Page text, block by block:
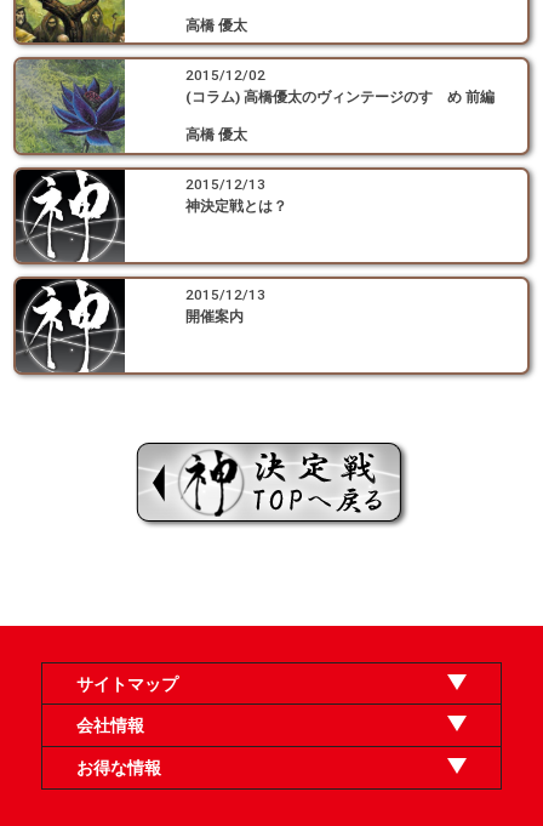
高橋 優太
2015/12/02
(コラム) 高橋優太のヴィンテージのすゝめ 前編
高橋 優太
2015/12/13
神決定戦とは？
2015/12/13
開催案内
サイトマップ
オンラインショップ
買取
記事
選手一覧
デッキ検索
デッキ構築
イベント・大会
店舗のご案内
お問い合わせ
ヘルプ
FAQ
会社情報
利用規約
スタッフ募集
特定商取引法表示
個人情報保護方針
企業情報
お得な情報